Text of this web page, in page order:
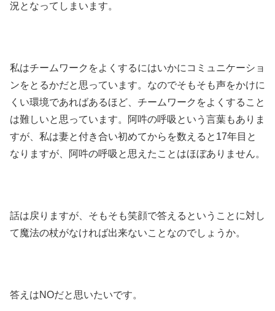
況となってしまいます。
私はチームワークをよくするにはいかにコミュニケーショ
ンをとるかだと思っています。なのでそもそも声をかけに
くい環境であればあるほど、チームワークをよくすること
は難しいと思っています。阿吽の呼吸という言葉もありま
すが、私は妻と付き合い初めてからを数えると17年目と
なりますが、阿吽の呼吸と思えたことはほぼありません。
話は戻りますが、そもそも笑顔で答えるということに対し
て魔法の杖がなければ出来ないことなのでしょうか。
答えはNOだと思いたいです。